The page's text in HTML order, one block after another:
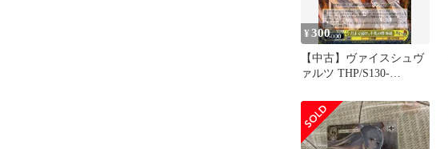
¥300
【中古】ヴァイスシュヴ
ァルツ THP/S130-
死の煙 妹紅